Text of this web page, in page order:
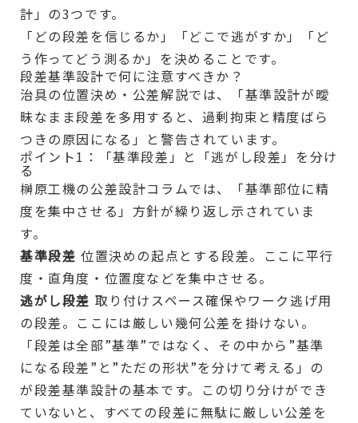
計」の3つです。
「どの段差を信じるか」「どこで逃がすか」「ど
う作ってどう測るか」を決めることです。
段差基準設計で何に注意すべきか？
治具の位置決め・公差解説では、「基準設計が曖
昧なまま段差を多用すると、過剰拘束と精度ばら
つきの原因になる」と警告されています。
ポイント1：「基準段差」と「逃がし段差」を分け
る
榊原工機の公差設計コラムでは、「基準部位に精
度を集中させる」方針が繰り返し示されていま
す。
基準段差 位置決めの起点とする段差。ここに平行
度・直角度・位置度などを集中させる。
逃がし段差 取り付けスペース確保やワーク逃げ用
の段差。ここには厳しい幾何公差を掛けない。
「段差は全部”基準”ではなく、その中から”基準
になる段差”と”ただの形状”を分けて考える」の
が段差基準設計の基本です。この切り分けができ
ていないと、すべての段差に無駄に厳しい公差を